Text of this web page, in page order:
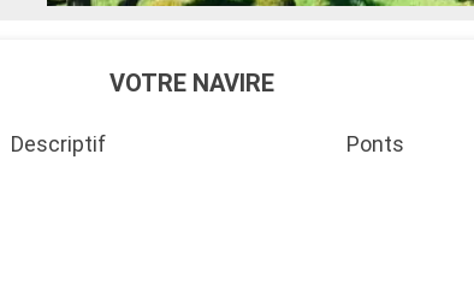
VOTRE NAVIRE
Descriptif Ponts